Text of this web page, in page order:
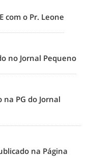
com o Pr. Leone
no Jornal Pequeno
PG do Jornal
na Página